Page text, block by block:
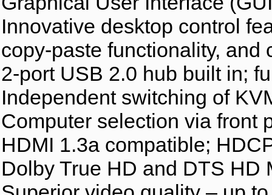
Innovative desktop control
copy-paste functionality,
2-port USB 2.0 hub built in;
Independent switching of
Computer selection via front
HDMI 1.3a compatible;
Dolby True HD and DTS HD